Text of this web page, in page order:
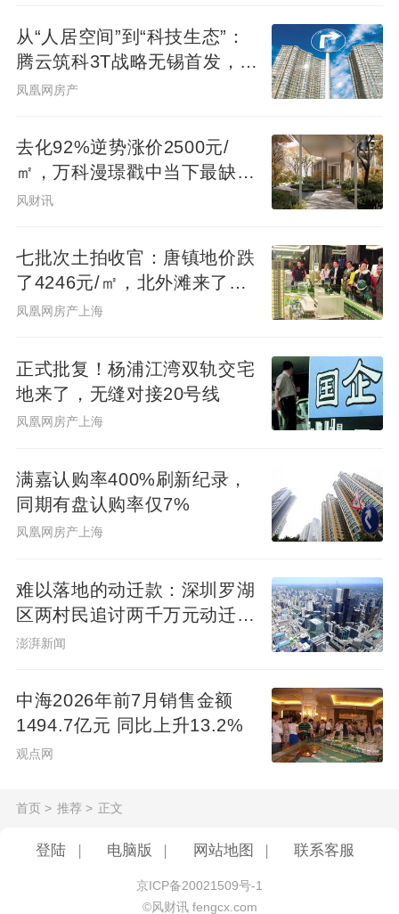
部环境急剧变化，稳定国内宏观经济运行，
货币政策开始在数量型政策、价格型政策和
结构性政策三个方向全面发力。这是对4月25
节”“要加紧实施更加积极有为的宏观政策”的
具体落实。
利率）0.1个百分点，将引导5月LPR报价跟
进下调，进而降低各类贷款利率；降准0.5个
百分点，向银行体系注入约1万亿元长期流动
府债券发行。这是继2024年9月27日央行宣
布降息降准以来，两个货币政策“大招”再次同
时出手，表明今年适度宽松的货币政策开始
一揽子货币政策措施中的“重头戏”。
业和居民融资需求，扩投资促消费，提振市
场信心，是当前对冲外部波动最有力的手段
之一。”王青表示。
同时，在降低个人住房公积金贷款利率0.25
个百分点的带动下，接下来商业性个人住房
贷款利率会有更大幅度下调。这将有效缓解
高的状况，是现阶段推动房地产市场止跌回
稳的关键一招。
王青判断，央行此次在结构性货币政策领域
从“人居空间”到“科技生态”：
腾云筑科3T战略无锡首发，生
态圈协同重构未来人居
凤凰网房产
去化92%逆势涨价2500元/
㎡，万科漫璟戳中当下最缺的
松弛生活
风财讯
七批次土拍收官：唐镇地价跌
了4246元/㎡，北外滩来了两
位温州首富
凤凰网房产上海
正式批复！杨浦江湾双轨交宅
地来了，无缝对接20号线
凤凰网房产上海
满嘉认购率400%刷新纪录，
同期有盘认购率仅7%
凤凰网房产上海
难以落地的动迁款：深圳罗湖
区两村民追讨两千万元动迁款
八年未果
澎湃新闻
中海2026年前7月销售金额
1494.7亿元 同比上升13.2%
观点网
首页 > 推荐 > 正文
登陆 电脑版 网站地图 联系客服
京ICP备20021509号-1
©风财讯 fengcx.com